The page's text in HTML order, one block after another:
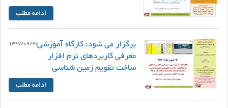
ادامه مطلب
برگزار می شود: کارگاه آموزشی
معرفی کاربردهای نرم افزار
ساخت تقویم زمین شناسی
ادامه مطلب
1397/09/27